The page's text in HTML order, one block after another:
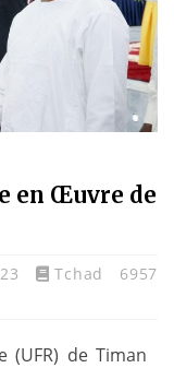
Aliko
en Œuvre de
Tchad
6957
(UFR) de Timan